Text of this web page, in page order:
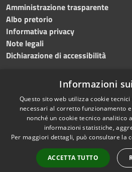
Amministrazione trasparente
Albo pretorio
Informativa privacy
Note legali
Dichiarazione di accessibilità
RSS
Accessibilità
Cookie
Mappa del sito
Numeri utili
Informazioni
Questo sito web utilizza cookie
necessari al corretto funzionamento
nonché un cookie tecnico analitico
informazioni statistiche,
Per maggiori dettagli, può consultare la
ACCETTA TUTTO